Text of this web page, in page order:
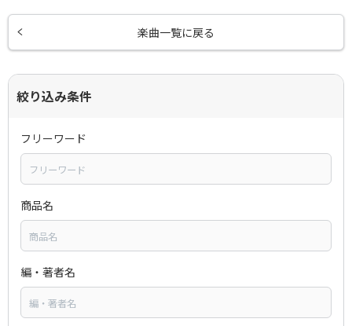
楽曲一覧に戻る
絞り込み条件
フリーワード
商品名
編・著者名